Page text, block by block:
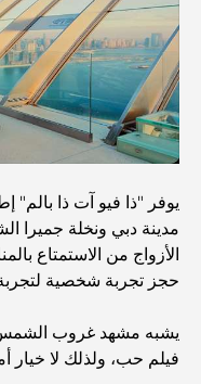
استكشاف المواقع
أفضل 7 مطاعم في خور دبي لتناول الطعام فيها
مطاعم في دبي هيلز:
أفضل ملاعب
مدينة دبي ونخلة جميرا
الأزواج من الاستمتاع
حجز تجربة شخصية
يشبه مشهد غروب الشمس
فيلم حب، ولذلك لا خيار